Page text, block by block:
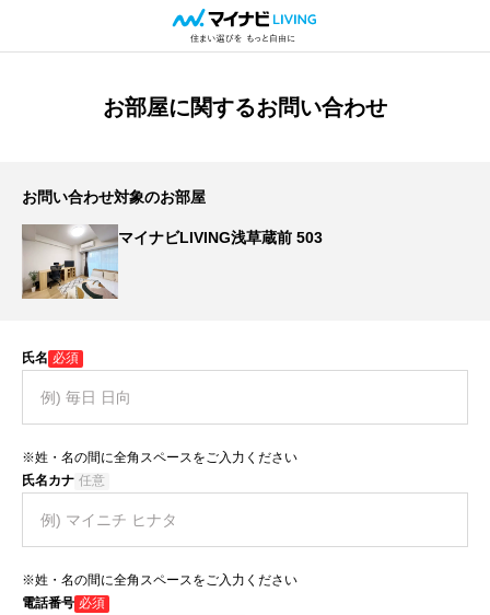
お部屋に関するお問い合わせ
お問い合わせ対象のお部屋
マイナビLIVING浅草蔵前 503
氏名 必須
※姓・名の間に全角スペースをご入力ください
氏名カナ 任意
※姓・名の間に全角スペースをご入力ください
電話番号 必須